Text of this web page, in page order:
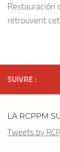
Restauración
retrouvent
SUIVRE :
LA RCPPM
Tweets by